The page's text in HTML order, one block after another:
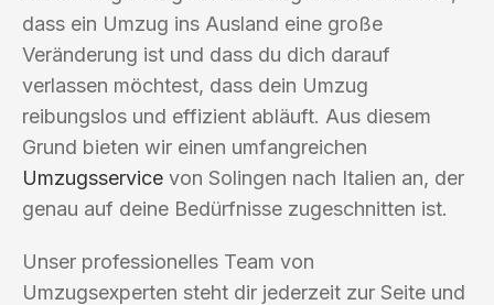
dass ein Umzug ins Ausland eine große
Veränderung ist und dass du dich darauf
verlassen möchtest, dass dein Umzug
reibungslos und effizient abläuft. Aus diesem
Grund bieten wir einen umfangreichen
Umzugsservice von Solingen nach Italien an, der
genau auf deine Bedürfnisse zugeschnitten ist.
Unser professionelles Team von
Umzugsexperten steht dir jederzeit zur Seite und